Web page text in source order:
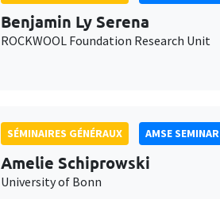
Benjamin Ly Serena
ROCKWOOL Foundation Research Unit
SÉMINAIRES GÉNÉRAUX AMSE SEMINAR
Amelie Schiprowski
University of Bonn